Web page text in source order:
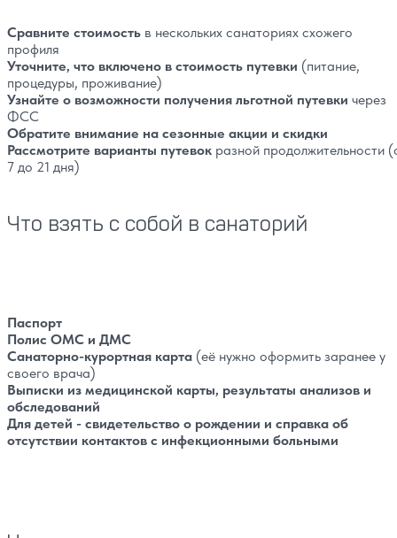
Сравните стоимость в нескольких санаториях схожего
профиля
Уточните, что включено в стоимость путевки (питание,
процедуры, проживание)
Узнайте о возможности получения льготной путевки через
ФСС
Обратите внимание на сезонные акции и скидки
Рассмотрите варианты путевок разной продолжительности
7 до 21 дня)
Что взять с собой в санаторий
Паспорт
Полис ОМС и ДМС
Санаторно-курортная карта (её нужно оформить заранее у
своего врача)
Выписки из медицинской карты, результаты анализов и
обследований
Для детей - свидетельство о рождении и справка об
отсутствии контактов с инфекционными больными